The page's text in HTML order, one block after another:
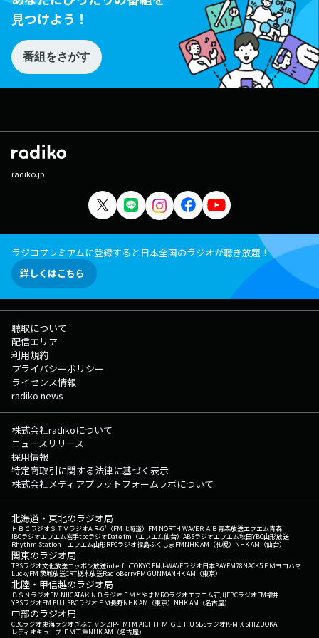
見つけよう！
番組をさがす
radiko.jp
ラジコプレミアムに登録すると日本全国のラジオが聴き放題！
詳しくはこちら
聴取について
配信エリア
利用規約
プライバシーポリシー
ライセンス情報
radiko news
株式会社radikoについて
ニュースリリース
採用情報
特定商取引に関する法律に基づく表示
株式会社メディアプラットフォームラボについて
北海道・東北のラジオ局
ＨＢＣラジオＳＴＶラジオAIR-G'（FM北海道） FM NORTH WAVEＲＡＢ青森放送エフエム青森
IBCラジオエフエム岩手tbcラジオDate fm（エフエム仙台） ABSラジオエフエム秋田YBC山形放送
Rhythm Station エフエム山形RFCラジオ福島ふくしまFMNHK AM（札幌） NHK AM（仙台）
関東のラジオ局
TBSラジオ文化放送ニッポン放送interfmTOKYO FMJ-WAVEラジオ日本BAYFM78NACK5 ＦＭヨコハマ
LuckyFM 茨城放送CRT栃木放送RadioBerryFM GUNMANHK AM（東京）
北陸・甲信越のラジオ局
ＢＳＮラジオFM NIIGATAＫＮＢラジオ ＦＭとやまMROラジオエフエム石川FBCラジオFM福井
YBSラジオFM FUJISBCラジオ ＦＭ長野NHK AM（東京） NHK AM（名古屋）
中部のラジオ局
CBCラジオ東海ラジオぎふチャンZIP-FMFM AICHI ＦＭ ＧＩＦＵ SBSラジオK-MIX SHIZUOKA
レディオキューブ ＦＭ三重NHK AM（名古屋）